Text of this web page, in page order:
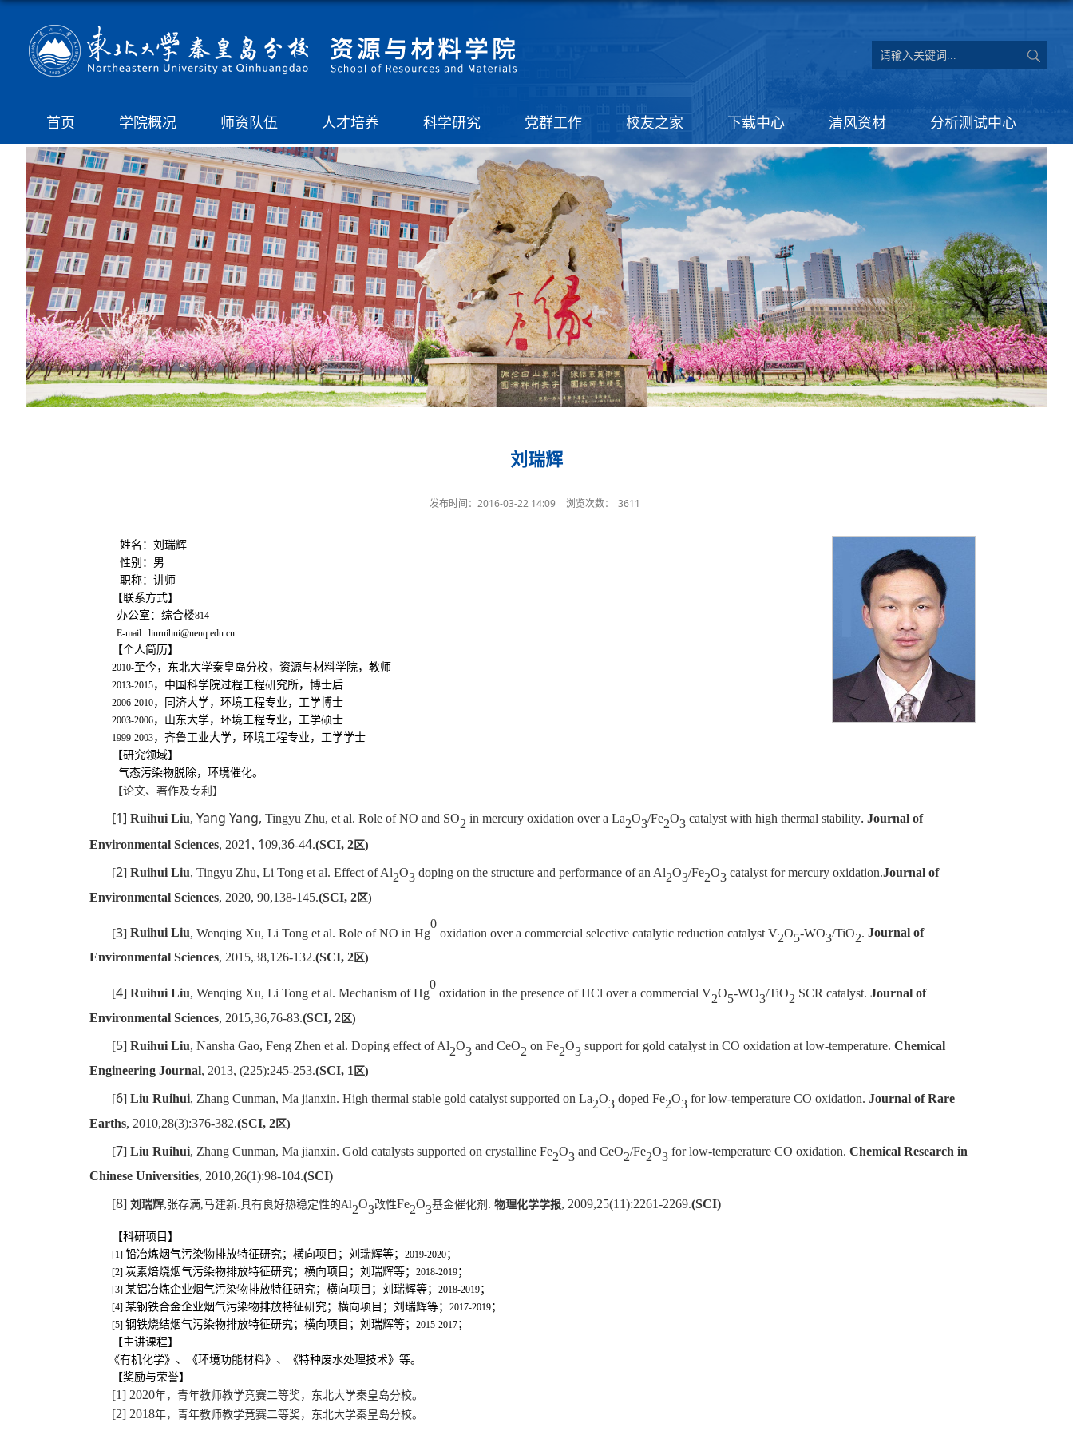
首页 学院概况 师资队伍 人才培养 科学研究 党群工作 校友之家 下载中心 清风资材 分析测试中心
刘瑞辉
发布时间：2016-03-22 14:09 浏览次数： 3611
姓名： 刘瑞辉
性别： 男
职称： 讲师
【联系方式】
办公室： 综合楼814
E-mail: liuruihui@neuq.edu.cn
【个人简历】
2010-至今，东北大学秦皇岛分校，资源与材料学院，教师
2013-2015，中国科学院过程工程研究所，博士后
2006-2010，同济大学，环境工程专业，工学博士
2003-2006，山东大学，环境工程专业，工学硕士
1999-2003，齐鲁工业大学，环境工程专业，工学学士
【研究领域】
气态污染物脱除，环境催化。
【论文、著作及专利】
[1] Ruihui Liu, Yang Yang, Tingyu Zhu, et al. Role of NO and SO2 in mercury oxidation over a La2O3/Fe2O3 catalyst with high thermal stability. Journal of
Environmental Sciences, 2021 , 109,36-44.(SCI, 2 区)
[2] Ruihui Liu, Tingyu Zhu, Li Tong et al. Effect of Al2O3 doping on the structure and performance of an Al2O3/Fe2O3 catalyst for mercury oxidation.Journal of
Environmental Sciences, 2020, 90,138-145.(SCI, 2 区)
[3] Ruihui Liu , Wenqing Xu, Li Tong et al. Role of NO in Hg
0
oxidation over a commercial selective catalytic reduction catalyst V2O5-WO3/TiO2 Journal of
Environmental Sciences, 2015,38,126-132.(SCI, 2 区)
[4] Ruihui Liu, Wenqing Xu, Li Tong et al. Mechanism of Hg
0
oxidation in the presence of HCl over a commercial V2O5-WO3/TiO2 SCR catalyst. Journal of
Environmental Sciences, 2015,36,76-83.(SCI, 2 区)
[5] Ruihui Liu, Nansha Gao, Feng Zhen et al. Doping effect of Al2O3 and CeO2 on Fe2O3 support for gold catalyst in CO oxidation at low-temperature. Chemical
Engineering Journal, 2013, (225):245-253.(SCI, 1 区)
[6] Liu Ruihui, Zhang Cunman, Ma jianxin. High thermal stable gold catalyst supported on La2O3 doped Fe2O3 for low-temperature CO oxidation. Journal of Rare
Earths, 2010,28(3):376-382.(SCI, 2 区)
[7] Liu Ruihui, Zhang Cunman, Ma jianxin. Gold catalysts supported on crystalline Fe2O3 and CeO2/Fe2O3 for low-temperature CO oxidation. Chemical Research in
Chinese Universities, 2010,26(1):98-104.(SCI)
[8] 刘瑞辉,张存满,马建新.具有良好热稳定性的Al2O3改性Fe2O3基金催化剂 . 物理化学学报, 2009,25(11):2261-2269.(SCI)
【科研项目】
[1] 铅冶炼烟气污染物排放特征研究；横向项目；刘瑞辉等； 2019-2020；
[2] 炭素焙烧烟气污染物排放特征研究；横向项目；刘瑞辉等； 2018-2019；
[3] 某铝冶炼企业烟气污染物排放特征研究；横向项目；刘瑞辉等； 2018-2019；
[4] 某钢铁合金企业烟气污染物排放特征研究；横向项目；刘瑞辉等； 2017-2019；
[5] 钢铁烧结烟气污染物排放特征研究；横向项目；刘瑞辉等； 2015-2017；
【主讲课程】
《有机化学》、 《环境功能材料》 、 《特种废水处理技术》 等。
【奖励与荣誉】
[1] 2020年，青年教师教学竞赛二等奖，东北大学秦皇岛分校。
[2] 2018年，青年教师教学竞赛二等奖，东北大学秦皇岛分校。